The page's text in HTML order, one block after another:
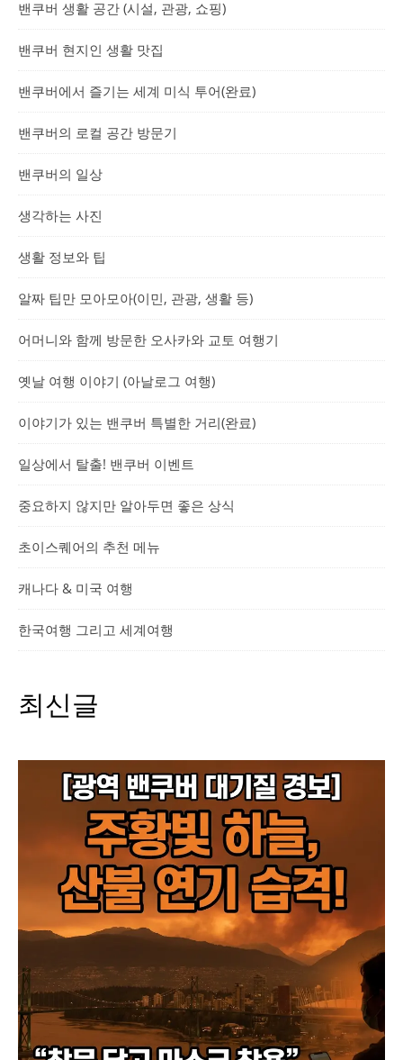
밴쿠버 생활 공간 (시설, 관광, 쇼핑)
밴쿠버 현지인 생활 맛집
밴쿠버에서 즐기는 세계 미식 투어(완료)
밴쿠버의 로컬 공간 방문기
밴쿠버의 일상
생각하는 사진
생활 정보와 팁
알짜 팁만 모아모아(이민, 관광, 생활 등)
어머니와 함께 방문한 오사카와 교토 여행기
옛날 여행 이야기 (아날로그 여행)
이야기가 있는 밴쿠버 특별한 거리(완료)
일상에서 탈출! 밴쿠버 이벤트
중요하지 않지만 알아두면 좋은 상식
초이스퀘어의 추천 메뉴
캐나다 & 미국 여행
한국여행 그리고 세계여행
최신글